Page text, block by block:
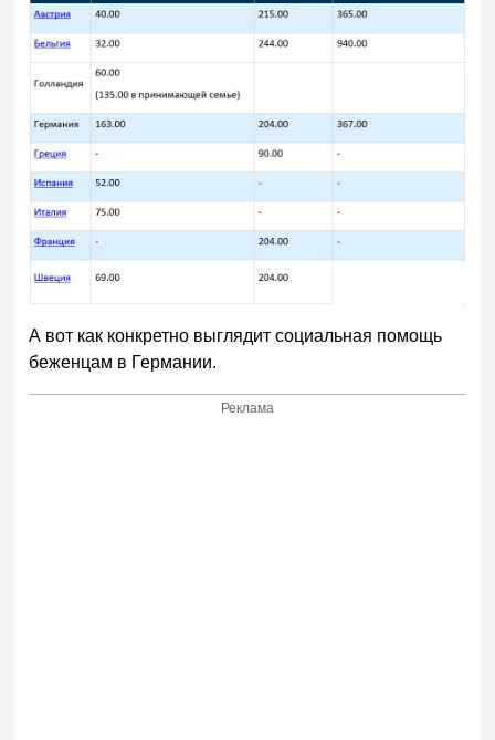
А вот как конкретно выглядит социальная помощь
беженцам в Германии.
Реклама